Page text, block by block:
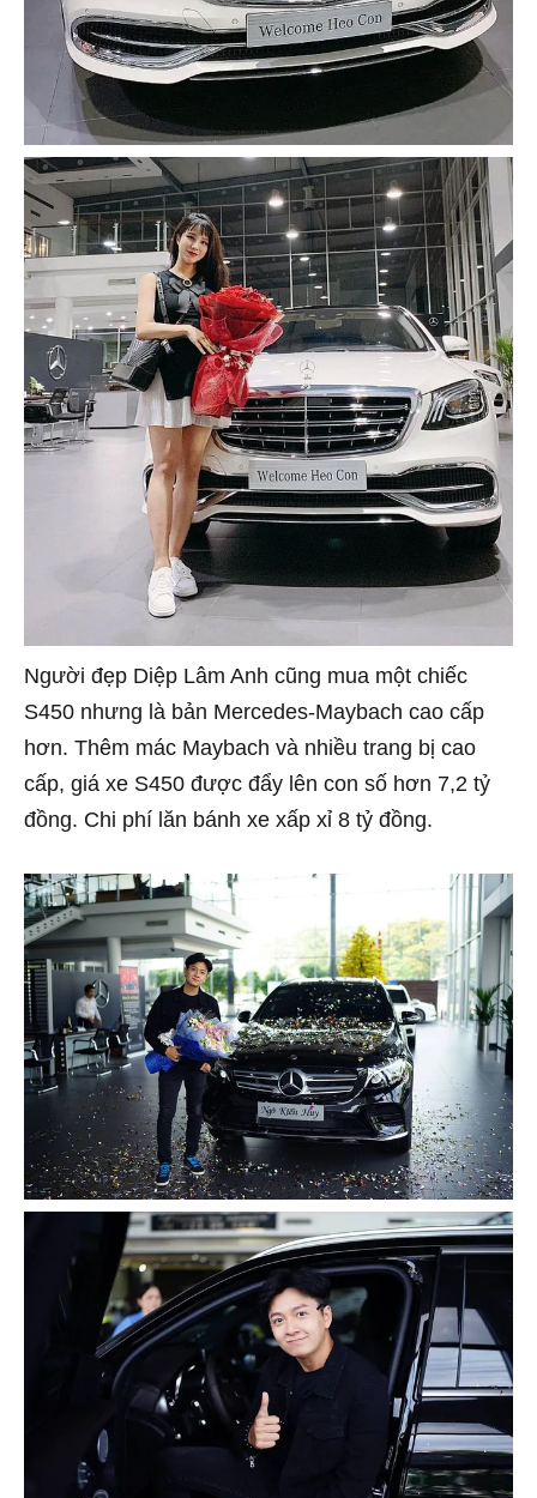
Người đẹp Diệp Lâm Anh cũng mua một chiếc
S450 nhưng là bản Mercedes-Maybach cao cấp
hơn. Thêm mác Maybach và nhiều trang bị cao
cấp, giá xe S450 được đẩy lên con số hơn 7,2 tỷ
đồng. Chi phí lăn bánh xe xấp xỉ 8 tỷ đồng.